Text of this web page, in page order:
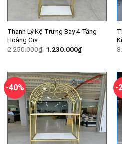
Thanh Lý Kệ Trưng Bày 4 Tầng
Hoàng Gia
2.250.000₫ Giá
1.230.000₫Giá
hiện
1.230.000₫.
-40% -